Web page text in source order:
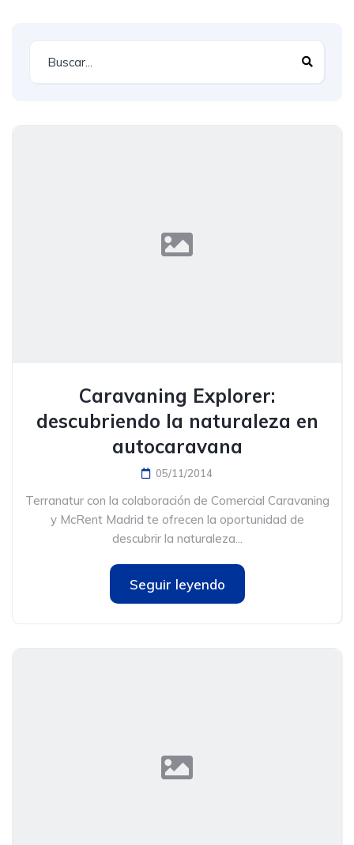
Caravaning Explorer:
descubriendo la naturaleza en
autocaravana
05/11/2014
Terranatur con la colaboración de Comercial Caravaning
y McRent Madrid te ofrecen la oportunidad de
descubrir la naturaleza...
Seguir leyendo